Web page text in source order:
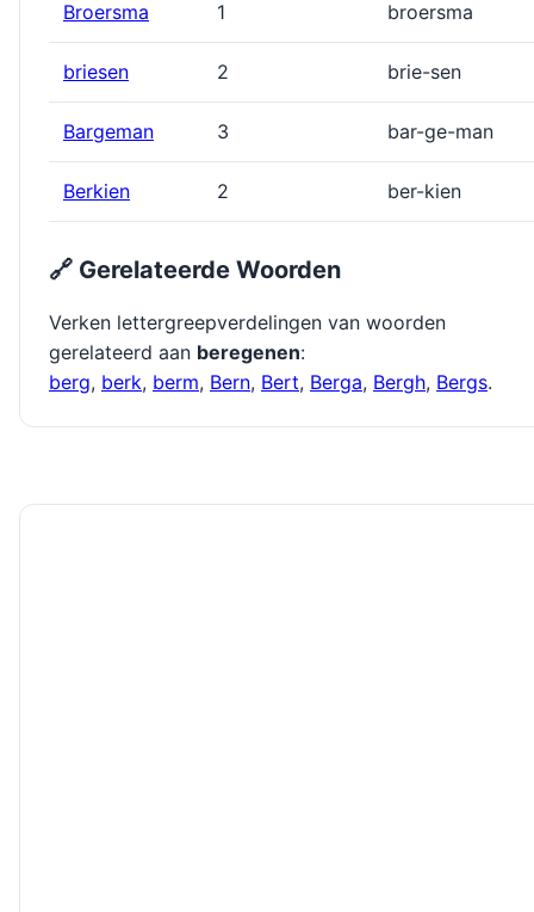
Broersma 1 broersma
briesen 2 brie-sen
Bargeman 3 bar-ge-man
Berkien 2 ber-kien
🔗 Gerelateerde Woorden
Verken lettergreepverdelingen van woorden
gerelateerd aan beregenen:
berg, berk, berm, Bern, Bert, Berga, Bergh, Bergs.